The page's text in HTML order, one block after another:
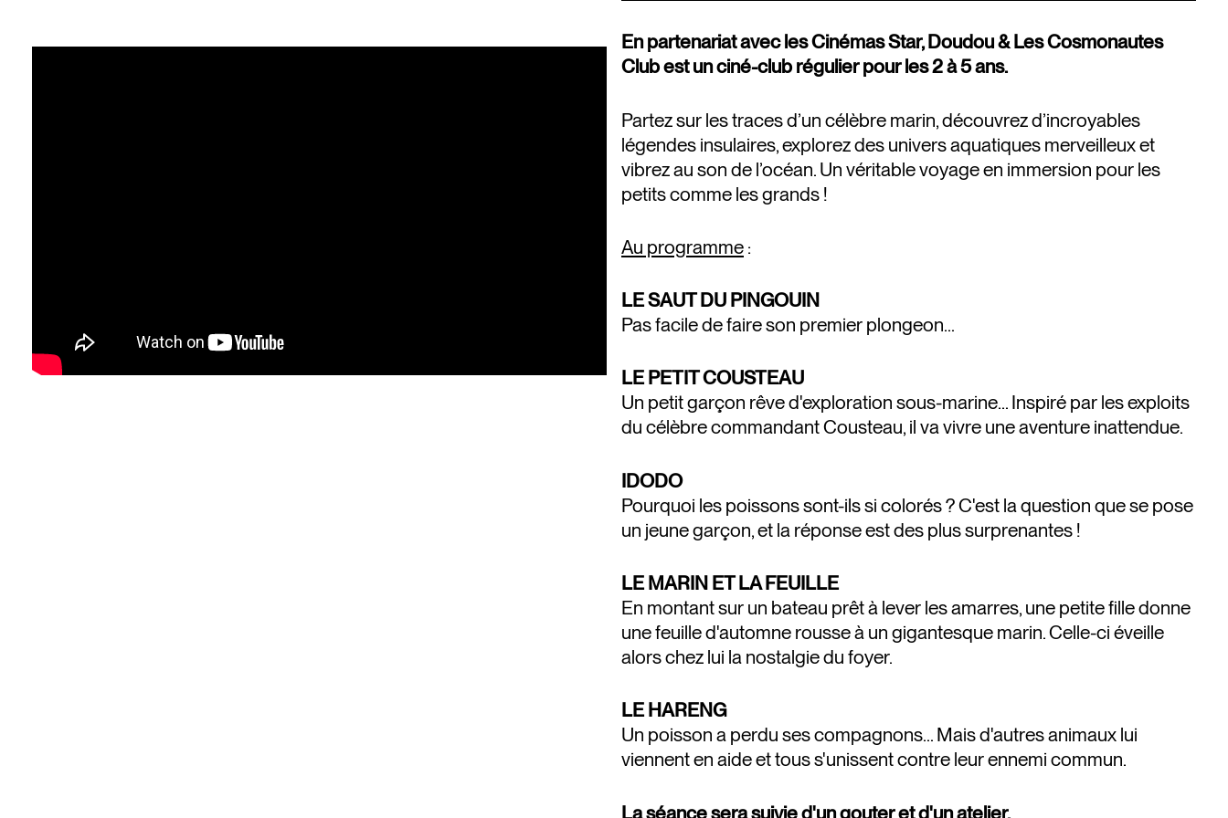
En partenariat avec les Cinémas Star, Doudou & Les Cosmonautes
Club est un ciné-club régulier pour les 2 à 5 ans.
Partez sur les traces d’un célèbre marin, découvrez d’incroyables
légendes insulaires, explorez des univers aquatiques merveilleux et
vibrez au son de l’océan. Un véritable voyage en immersion pour les
petits comme les grands !
Au programme :
LE SAUT DU PINGOUIN
Pas facile de faire son premier plongeon...
LE PETIT COUSTEAU
Un petit garçon rêve d'exploration sous-marine... Inspiré par les exploits
du célèbre commandant Cousteau, il va vivre une aventure inattendue.
IDODO
Pourquoi les poissons sont-ils si colorés ? C'est la question que se pose
un jeune garçon, et la réponse est des plus surprenantes !
LE MARIN ET LA FEUILLE
En montant sur un bateau prêt à lever les amarres, une petite fille donne
une feuille d'automne rousse à un gigantesque marin. Celle-ci éveille
alors chez lui la nostalgie du foyer.
LE HARENG
Un poisson a perdu ses compagnons... Mais d'autres animaux lui
viennent en aide et tous s'unissent contre leur ennemi commun.
La séance sera suivie d'un gouter et d'un atelier.